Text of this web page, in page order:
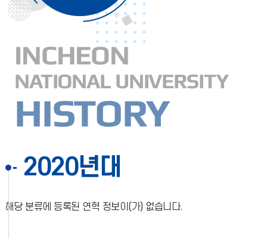
INCHEON
NATIONAL UNIVERSITY
HISTORY
2020년대
해당 분류에 등록된 연혁 정보이(가) 없습니다.